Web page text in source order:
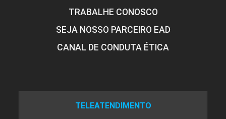
FENÔMENOS DE TRANSPORTE
90
TRABALHE CONOSCO
SEJA NOSSO PARCEIRO EAD
CANAL DE CONDUTA ÉTICA
TELEATENDIMENTO